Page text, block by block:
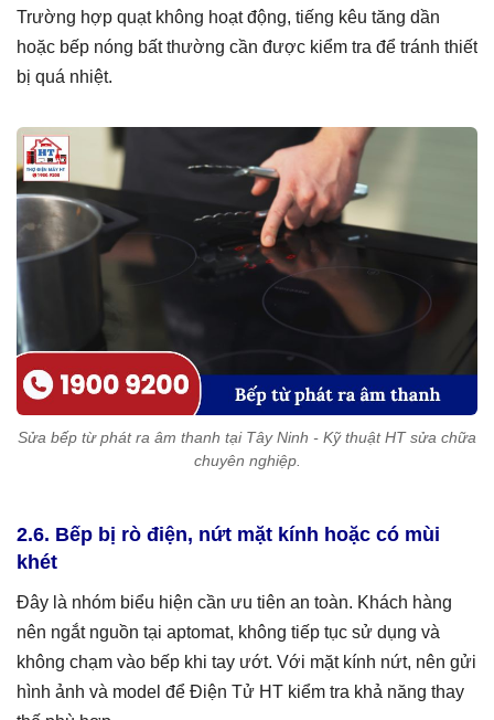
Trường hợp quạt không hoạt động, tiếng kêu tăng dần
hoặc bếp nóng bất thường cần được kiểm tra để tránh thiết
bị quá nhiệt.
Sửa bếp từ phát ra âm thanh tại Tây Ninh - Kỹ thuật HT sửa chữa
chuyên nghiệp.
2.6. Bếp bị rò điện, nứt mặt kính hoặc có mùi
khét
Đây là nhóm biểu hiện cần ưu tiên an toàn. Khách hàng
nên ngắt nguồn tại aptomat, không tiếp tục sử dụng và
không chạm vào bếp khi tay ướt. Với mặt kính nứt, nên gửi
hình ảnh và model để Điện Tử HT kiểm tra khả năng thay